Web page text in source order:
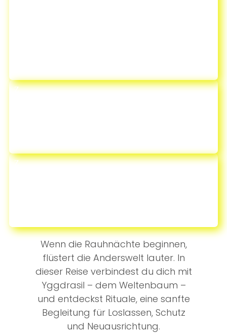
Z
Z
Wenn die Rauhnächte beginnen,
flüstert die Anderswelt lauter. In
dieser Reise verbindest du dich mit
Yggdrasil – dem Weltenbaum –
und entdeckst Rituale, eine sanfte
Begleitung für Loslassen, Schutz
und Neuausrichtung.